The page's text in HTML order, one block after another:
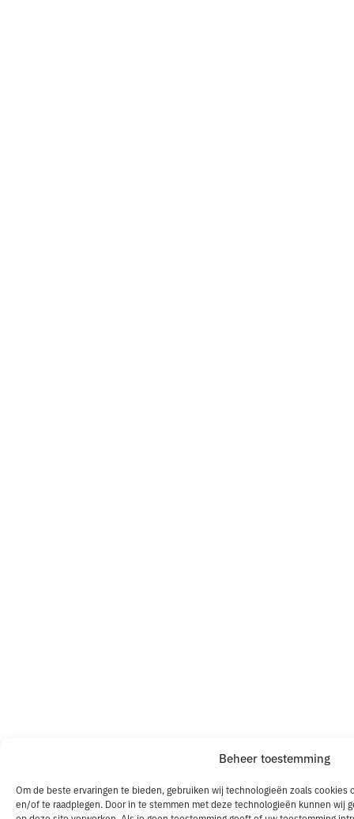
Beheer toestemming
Om de beste ervaringen te bieden, gebruiken wij technologieën zoals cookies
en/of te raadplegen. Door in te stemmen met deze technologieën kunnen wij